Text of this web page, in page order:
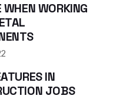
WHEN WORKING
IN
JOBS